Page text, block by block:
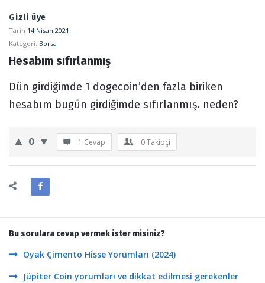
Sosyal
Kaynak
Latest
Forum
Gizli üye
Tarih 14 Nisan 2021
Kategori: Borsa
Hesabım sıfırlanmış
Dün girdiğimde 1 dogecoin’den fazla biriken
hesabım bugün girdiğimde sıfırlanmış. neden?
0 1 Cevap 0Takipçi
Bu sorulara cevap vermek ister misiniz?
Oyak Çimento Hisse Yorumları (2024)
Jüpiter Coin yorumları ve dikkat edilmesi gerekenler